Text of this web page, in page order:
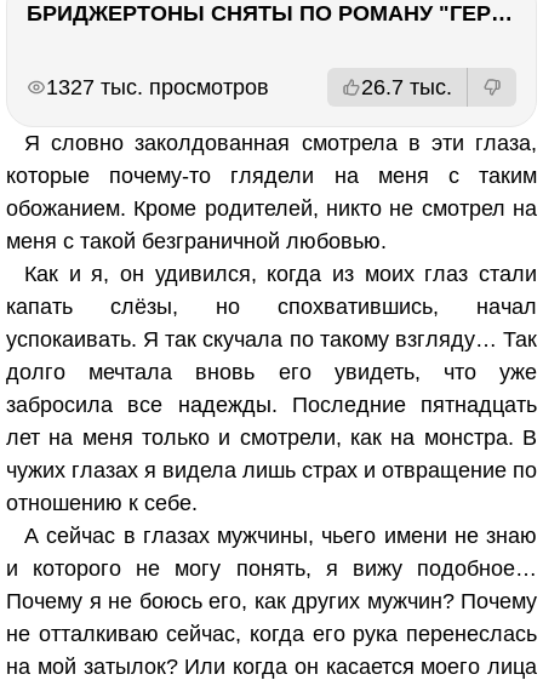
БРИДЖЕРТОНЫ СНЯТЫ ПО РОМАНУ "ГЕРЦОГ И Я". Стоит ли читать?
1327 тыс. просмотров 26.7 тыс.
Я словно заколдованная смотрела в эти глаза,
которые почему-то глядели на меня с таким
обожанием. Кроме родителей, никто не смотрел на
меня с такой безграничной любовью.
Как и я, он удивился, когда из моих глаз стали
капать слёзы, но спохватившись, начал
успокаивать. Я так скучала по такому взгляду… Так
долго мечтала вновь его увидеть, что уже
забросила все надежды. Последние пятнадцать
лет на меня только и смотрели, как на монстра. В
чужих глазах я видела лишь страх и отвращение по
отношению к себе.
А сейчас в глазах мужчины, чьего имени не знаю
и которого не могу понять, я вижу подобное…
Почему я не боюсь его, как других мужчин? Почему
не отталкиваю сейчас, когда его рука перенеслась
на мой затылок? Или когда он касается моего лица